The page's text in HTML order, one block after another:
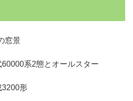
窓景
系2態とオールスター
3200形